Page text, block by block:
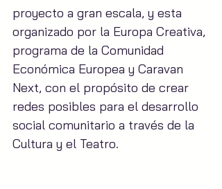
proyecto a gran escala, y esta
organizado por la Europa Creativa,
programa de la Comunidad
Económica Europea y Caravan
Next, con el propósito de crear
redes posibles para el desarrollo
social comunitario a través de la
Cultura y el Teatro.